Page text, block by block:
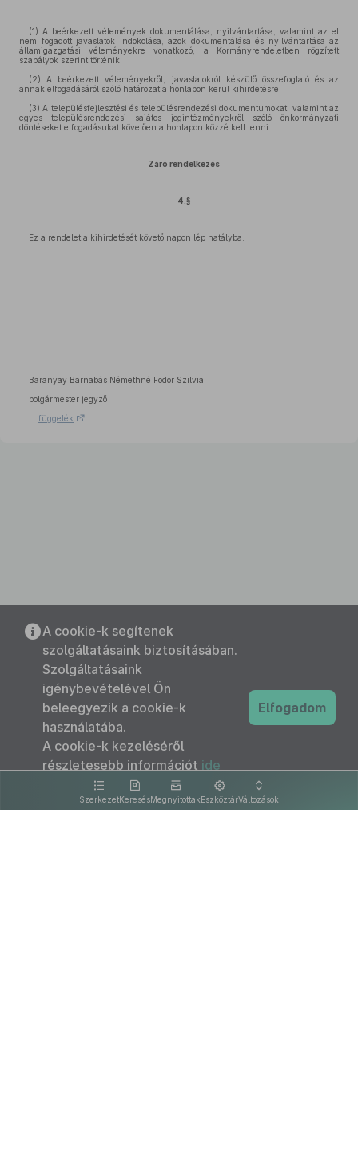
(1) A beérkezett vélemények dokumentálása, nyilvántartása, valamint az el
nem fogadott javaslatok indokolása, azok dokumentálása és nyilvántartása az
államigazgatási véleményekre vonatkozó, a Kormányrendeletben rögzített
szabályok szerint történik.
(2) A beérkezett véleményekről, javaslatokról készülő összefoglaló és az
annak elfogadásáról szóló határozat a honlapon kerül kihirdetésre.
(3) A településfejlesztési és településrendezési dokumentumokat, valamint az
egyes településrendezési sajátos jogintézményekről szóló önkormányzati
döntéseket elfogadásukat követően a honlapon közzé kell tenni.
Záró rendelkezés
4.§
Ez a rendelet a kihirdetését követő napon lép hatályba.
Baranyay Barnabás Némethné Fodor Szilvia
polgármester jegyző
függelék
SzerkezetKeresésMegnyitottakEszköztárVáltozások
A cookie-k segítenek
szolgáltatásaink biztosításában.
Szolgáltatásaink
igénybevételével Ön
beleegyezik a cookie-k
használatába.
A cookie-k kezeléséről
részletesebb információt ide
kattintva olvashat.
Elfogadom